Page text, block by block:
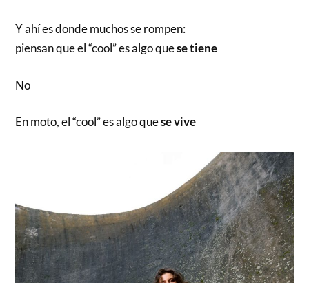
Y ahí es donde muchos se rompen:
piensan que el “cool” es algo quese tiene
No
En moto, el “cool” es algo quese vive